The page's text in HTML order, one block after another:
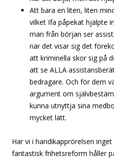
Att bara en liten, liten
vilket Ifa påpekat hjälpte
man från början ser
när det visar sig det
att kriminella skor sig på
att se ALLA
bedragare. Och för dem
argument om
kunna utnyttja sina
mycket lätt.
Har vi i handikapprörelsen
fantastisk frihetsreform håller